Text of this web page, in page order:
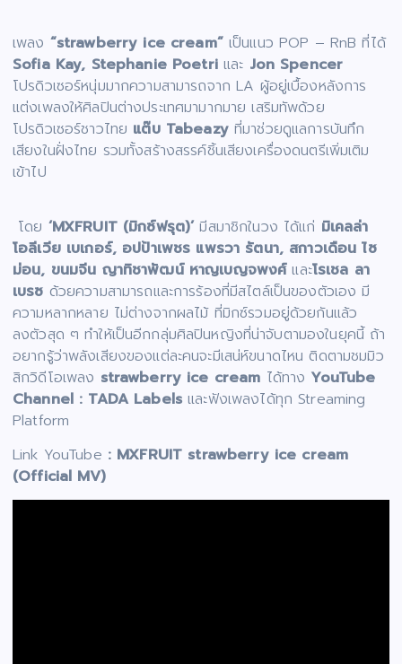
เพลง “strawberry ice cream”เป็นแนว POP – RnB ที่ได้
Sofia Kay, Stephanie Poetriและ Jon Spencer
โปรดิวเซอร์หนุ่มมากความสามารถจาก LA ผู้อยู่เบื้องหลังการ
แต่งเพลงให้ศิลปินต่างประเทศมามากมาย เสริมทัพด้วย
โปรดิวเซอร์ชาวไทย แต๊บ Tabeazyที่มาช่วยดูแลการบันทึก
เสียงในฝั่งไทย รวมทั้งสร้างสรรค์ชิ้นเสียงเครื่องดนตรีเพิ่มเติม
เข้าไป
โดย ‘MXFRUIT (มิกซ์ฟรุต)’มีสมาชิกในวง ได้แก่ มิเคลล่า
โอลีเวีย เบเกอร์, อปป้าเพชร แพรวา รัตนา, สกาวเดือน ไซ
ม่อน, ขนมจีน ญาทิชาพัฒน์ หาญเบญจพงศ์และโรเชล ลา
เบรซ ด้วยความสามารถและการร้องที่มีสไตล์เป็นของตัวเอง มี
ความหลากหลาย ไม่ต่างจากผลไม้ ที่มิกซ์รวมอยู่ด้วยกันแล้ว
ลงตัวสุด ๆ ทำให้เป็นอีกกลุ่มศิลปินหญิงที่น่าจับตามองในยุคนี้ ถ้า
อยากรู้ว่าพลังเสียงของแต่ละคนจะมีเสน่ห์ขนาดไหน ติดตามชมมิว
สิกวิดีโอเพลง strawberry ice cream ได้ทาง YouTube
Channel : TADA Labels และฟังเพลงได้ทุก Streaming
Platform
Link YouTube : MXFRUIT strawberry ice cream
(Official MV)